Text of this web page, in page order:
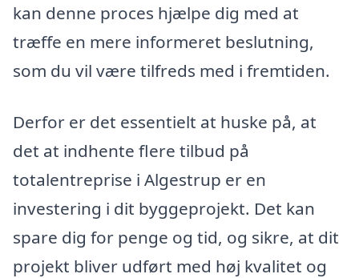
kan denne proces hjælpe dig med at
træffe en mere informeret beslutning,
som du vil være tilfreds med i fremtiden.
Derfor er det essentielt at huske på, at
det at indhente flere tilbud på
totalentreprise i Algestrup er en
investering i dit byggeprojekt. Det kan
spare dig for penge og tid, og sikre, at dit
projekt bliver udført med høj kvalitet og